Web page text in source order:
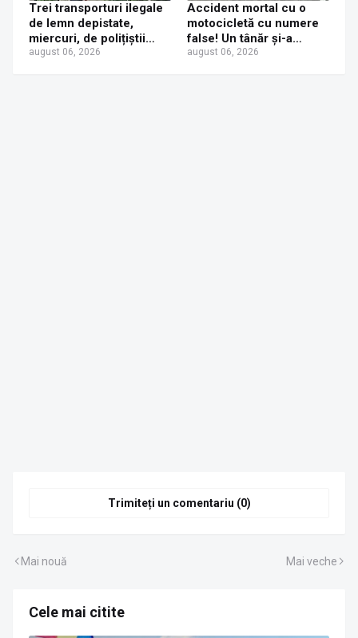
Trei transporturi ilegale
de lemn depistate,
miercuri, de polițiștii
suceveni
august 06, 2026
Accident mortal cu o
motocicletă cu numere
false! Un tânăr și-a
pierdut viața după ce un
august 06, 2026
Trimiteți un comentariu (0)
Mai nouă Mai veche
Cele mai citite